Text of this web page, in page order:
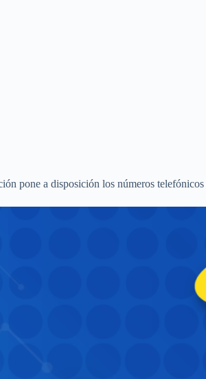
pone a disposición los números telefónicos